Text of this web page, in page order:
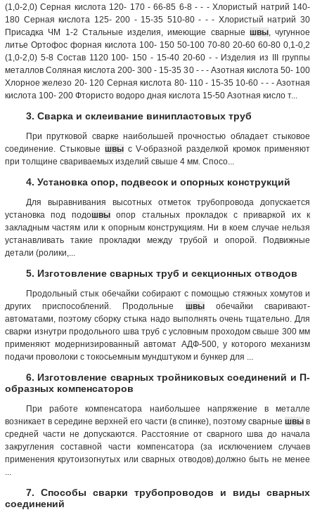
(1,0-2,0) Серная кислота 120- 170 - 66-85 6-8 - - - Хлористый натрий 140-
180 Серная кислота 125- 200 - 15-35 510-80 - - - Хлористый натрий 30
Присадка ЧМ 1-2 Стальные изделия, имеющие сварные швы, чугунное
литье Ортофос форная кислота 100- 150 50-100 70-80 20-60 60-80 0,1-0,2
(1,0-2,0) 5-8 Состав 1120 100- 150 - 15-40 20-60 - - Изделия из III группы
металлов Соляная кислота 200- 300 - 15-35 30 - - - Азотная кислота 50- 100
Хлорное железо 20- 120 Серная кислота 80- 110 - 15-35 10-60 - - - Азотная
кислота 100- 200 Фтористо водоро дная кислота 15-50 Азотная кисло т...
3. Сварка и склеивание винипластовых труб
При прутковой сварке наибольшей прочностью обладает стыковое
соединение. Стыковые швыс V-образной разделкой кромок применяют
при толщине свариваемых изделий свыше 4 мм. Спосо...
4. Установка опор, подвесок и опорных конструкций
Для выравнивания высотных отметок трубопровода допускается
установка под подошвыопор стальных прокладок с приваркой их к
закладным частям или к опорным конструкциям. Ни в коем случае нельзя
устанавливать такие прокладки между трубой и опорой. Подвижные
детали (ролики,...
5. Изготовление сварных труб и секционных отводов
Продольный стык обечайки собирают с помощью стяжных хомутов и
других приспособлений. Продольные швыобечайки сваривают-
автоматами, поэтому сборку стыка надо выполнять очень тщательно. Для
сварки изнутри продольного шва труб с условным проходом свыше 300 мм
применяют модернизированный автомат АДФ-500, у которого механизм
подачи проволоки с токосьемным мундштуком и бункер для ...
6. Изготовление сварных тройниковых соединений и П-
образных компенсаторов
При работе компенсатора наибольшее напряжение в металле
возникает в середине верхней его части (в спинке), поэтому сварные швы в
средней части не допускаются. Расстояние от сварного шва до начала
закругления составной части компенсатора (за исключением случаев
применения крутоизогнутых или сварных отводов).должно быть не менее
7. Способы сварки трубопроводов и виды сварных
соединений